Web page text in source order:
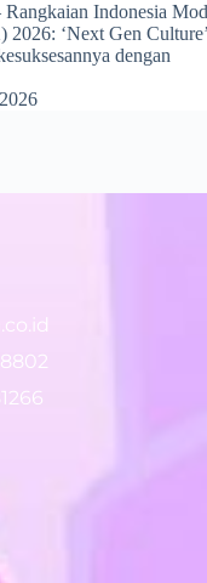
Indonesia
‘Next Gen Culture’
dengan